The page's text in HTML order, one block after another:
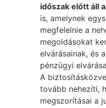
időszak előtt áll
is, amelynek
megfelelnie a
megoldásokat
elvárásainak, és
pénzügyi
A
tovább nehezíti,
megszorításai a